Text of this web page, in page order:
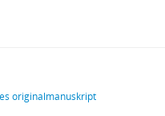
originalmanuskript